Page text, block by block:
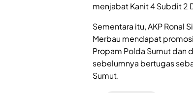
menjabat Kanit 4 Subdit 2
Sementara itu, AKP Ronal
Merbau mendapat
Propam Polda Sumut dan
sebelumnya bertugas
Sumut.